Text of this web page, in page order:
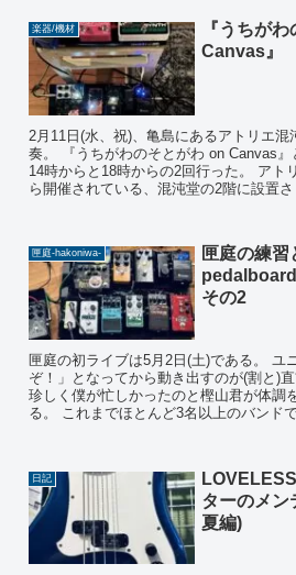
楽器/機材
『うちが
Canvas』
2月11日(水、祝)、亀島にあるアトリエ
奏。 『うちがわのそとがわ on Canvas
14時からと18時からの2回行った。 アト
ら開催されている、混沌堂の2階に設置さ
匣庭-hakoniwa-
匣庭の練習
その2
匣庭の初ライブは5月2日(土)である。 ユ
ぞ！」となってから動き出すのが(割と)
珍しく僕が忙しかったのと樫山君が体調
る。 これまでほとんど3名以上のバンド
日記
ターのメン
夏編)